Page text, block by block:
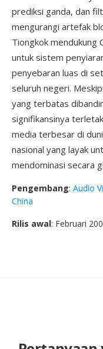
prediksi ganda, dan
mengurangi artefak
Tiongkok mendukung
untuk sistem
penyebaran luas di
seluruh negeri.
yang terbatas
signifikansinya
media terbesar di
nasional yang layak
mendominasi secara
Pengembang: Audio
China
Rilis awal: Februari